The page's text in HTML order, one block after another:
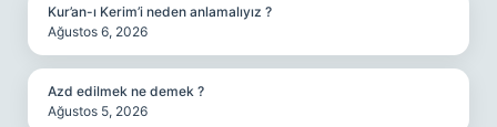
Kur’an-ı Kerim’i neden anlamalıyız ?
Ağustos 6, 2026
Azd edilmek ne demek ?
Ağustos 5, 2026